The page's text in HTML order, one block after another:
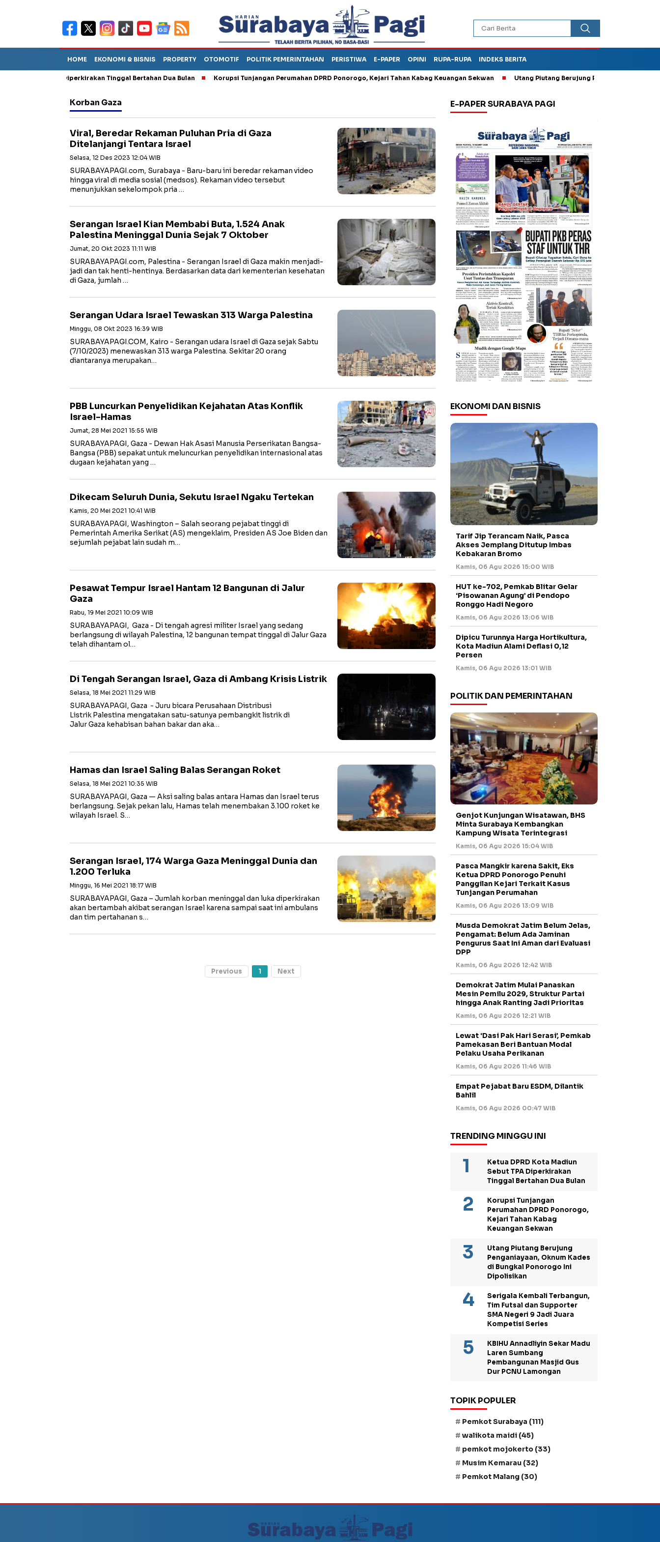
HOME EKONOMI & BISNIS PROPERTY OTOMOTIF POLITIK PEMERINTAHAN PERISTIWA E-PAPER OPINI RUPA-RUPA INDEKS BERITA
Sebut TPA Diperkirakan Tinggal Bertahan Dua Bulan Korupsi Tunjangan Perumahan DPRD Ponorogo, Kejari Tahan Kabag Keuangan Sekwan Utang Piutang Berujung Penganiayaan, Oknum
Korban Gaza
Viral, Beredar Rekaman Puluhan Pria di Gaza
Ditelanjangi Tentara Israel
Selasa, 12 Des 2023 12:04 WIB
SURABAYAPAGI.com, Surabaya - Baru-baru ini beredar rekaman video
hingga viral di media sosial (medsos). Rekaman video tersebut
menunjukkan sekelompok pria …
Serangan Israel Kian Membabi Buta, 1.524 Anak
Palestina Meninggal Dunia Sejak 7 Oktober
Jumat, 20 Okt 2023 11:11 WIB
SURABAYAPAGI.com, Palestina - Serangan Israel di Gaza makin menjadi-
jadi dan tak henti-hentinya. Berdasarkan data dari kementerian kesehatan
di Gaza, jumlah …
Serangan Udara Israel Tewaskan 313 Warga Palestina
Minggu, 08 Okt 2023 16:39 WIB
SURABAYAPAGI.COM, Kairo - Serangan udara Israel di Gaza sejak Sabtu
(7/10/2023) menewaskan 313 warga Palestina. Sekitar 20 orang
diantaranya merupakan…
PBB Luncurkan Penyelidikan Kejahatan Atas Konflik
Israel-Hamas
Jumat, 28 Mei 2021 15:55 WIB
SURABAYAPAGI, Gaza - Dewan Hak Asasi Manusia Perserikatan Bangsa-
Bangsa (PBB) sepakat untuk meluncurkan penyelidikan internasional atas
dugaan kejahatan yang …
Dikecam Seluruh Dunia, Sekutu Israel Ngaku Tertekan
Kamis, 20 Mei 2021 10:41 WIB
SURABAYAPAGI, Washington – Salah seorang pejabat tinggi di
Pemerintah Amerika Serikat (AS) mengeklaim, Presiden AS Joe Biden dan
sejumlah pejabat lain sudah m…
Pesawat Tempur Israel Hantam 12 Bangunan di Jalur
Gaza
Rabu, 19 Mei 2021 10:09 WIB
SURABAYAPAGI, Gaza - Di tengah agresi militer Israel yang sedang
berlangsung di wilayah Palestina, 12 bangunan tempat tinggal di Jalur Gaza
telah dihantam ol…
Di Tengah Serangan Israel, Gaza di Ambang Krisis Listrik
Selasa, 18 Mei 2021 11:29 WIB
SURABAYAPAGI, Gaza - Juru bicara Perusahaan Distribusi
Listrik Palestina mengatakan satu-satunya pembangkit listrik di
Jalur Gaza kehabisan bahan bakar dan aka…
Hamas dan Israel Saling Balas Serangan Roket
Selasa, 18 Mei 2021 10:35 WIB
SURABAYAPAGI, Gaza — Aksi saling balas antara Hamas dan Israel terus
berlangsung. Sejak pekan lalu, Hamas telah menembakan 3.100 roket ke
wilayah Israel. S…
Serangan Israel, 174 Warga Gaza Meninggal Dunia dan
1.200 Terluka
Minggu, 16 Mei 2021 18:17 WIB
SURABAYAPAGI, Gaza – Jumlah korban meninggal dan luka diperkirakan
akan bertambah akibat serangan Israel karena sampai saat ini ambulans
dan tim pertahanan s…
Previous 1 Next
E-PAPER SURABAYA PAGI
EKONOMI DAN BISNIS
Tarif Jip Terancam Naik, Pasca
Akses Jemplang Ditutup Imbas
Kebakaran Bromo
Kamis, 06 Agu 2026 15:00 WIB
HUT ke-702, Pemkab Blitar Gelar
‘Pisowanan Agung’ di Pendopo
Ronggo Hadi Negoro
Kamis, 06 Agu 2026 13:06 WIB
Dipicu Turunnya Harga Hortikultura,
Kota Madiun Alami Deflasi 0,12
Persen
Kamis, 06 Agu 2026 13:01 WIB
POLITIK DAN PEMERINTAHAN
Genjot Kunjungan Wisatawan, BHS
Minta Surabaya Kembangkan
Kampung Wisata Terintegrasi
Kamis, 06 Agu 2026 15:04 WIB
Pasca Mangkir karena Sakit, Eks
Ketua DPRD Ponorogo Penuhi
Panggilan Kejari Terkait Kasus
Tunjangan Perumahan
Kamis, 06 Agu 2026 13:09 WIB
Musda Demokrat Jatim Belum Jelas,
Pengamat: Belum Ada Jaminan
Pengurus Saat Ini Aman dari Evaluasi
DPP
Kamis, 06 Agu 2026 12:42 WIB
Demokrat Jatim Mulai Panaskan
Mesin Pemilu 2029, Struktur Partai
hingga Anak Ranting Jadi Prioritas
Kamis, 06 Agu 2026 12:21 WIB
Lewat ‘Dasi Pak Hari Serasi’, Pemkab
Pamekasan Beri Bantuan Modal
Pelaku Usaha Perikanan
Kamis, 06 Agu 2026 11:46 WIB
Empat Pejabat Baru ESDM, Dilantik
Bahlil
Kamis, 06 Agu 2026 00:47 WIB
TRENDING MINGGU INI
Ketua DPRD Kota Madiun
Sebut TPA Diperkirakan
Tinggal Bertahan Dua Bulan
Korupsi Tunjangan
Perumahan DPRD Ponorogo,
Kejari Tahan Kabag
Keuangan Sekwan
Utang Piutang Berujung
Penganiayaan, Oknum Kades
di Bungkal Ponorogo Ini
Dipolisikan
Serigala Kembali Terbangun,
Tim Futsal dan Supporter
SMA Negeri 9 Jadi Juara
Kompetisi Series
KBIHU Annadliyin Sekar Madu
Laren Sumbang
Pembangunan Masjid Gus
Dur PCNU Lamongan
TOPIK POPULER
Pemkot Surabaya (111)
walikota maidi (45)
pemkot mojokerto (33)
Musim Kemarau (32)
Pemkot Malang (30)